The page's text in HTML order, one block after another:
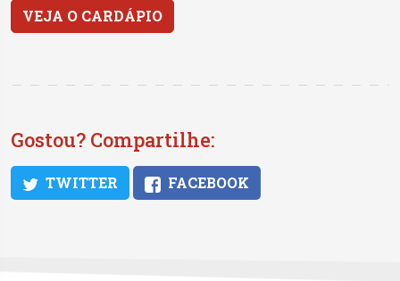
VEJA O CARDÁPIO
Gostou? Compartilhe:
TWITTER FACEBOOK